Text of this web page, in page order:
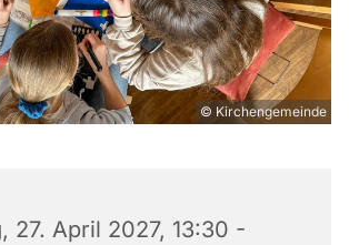
© Kirchengemeinde
27. April 2027, 13:30 -